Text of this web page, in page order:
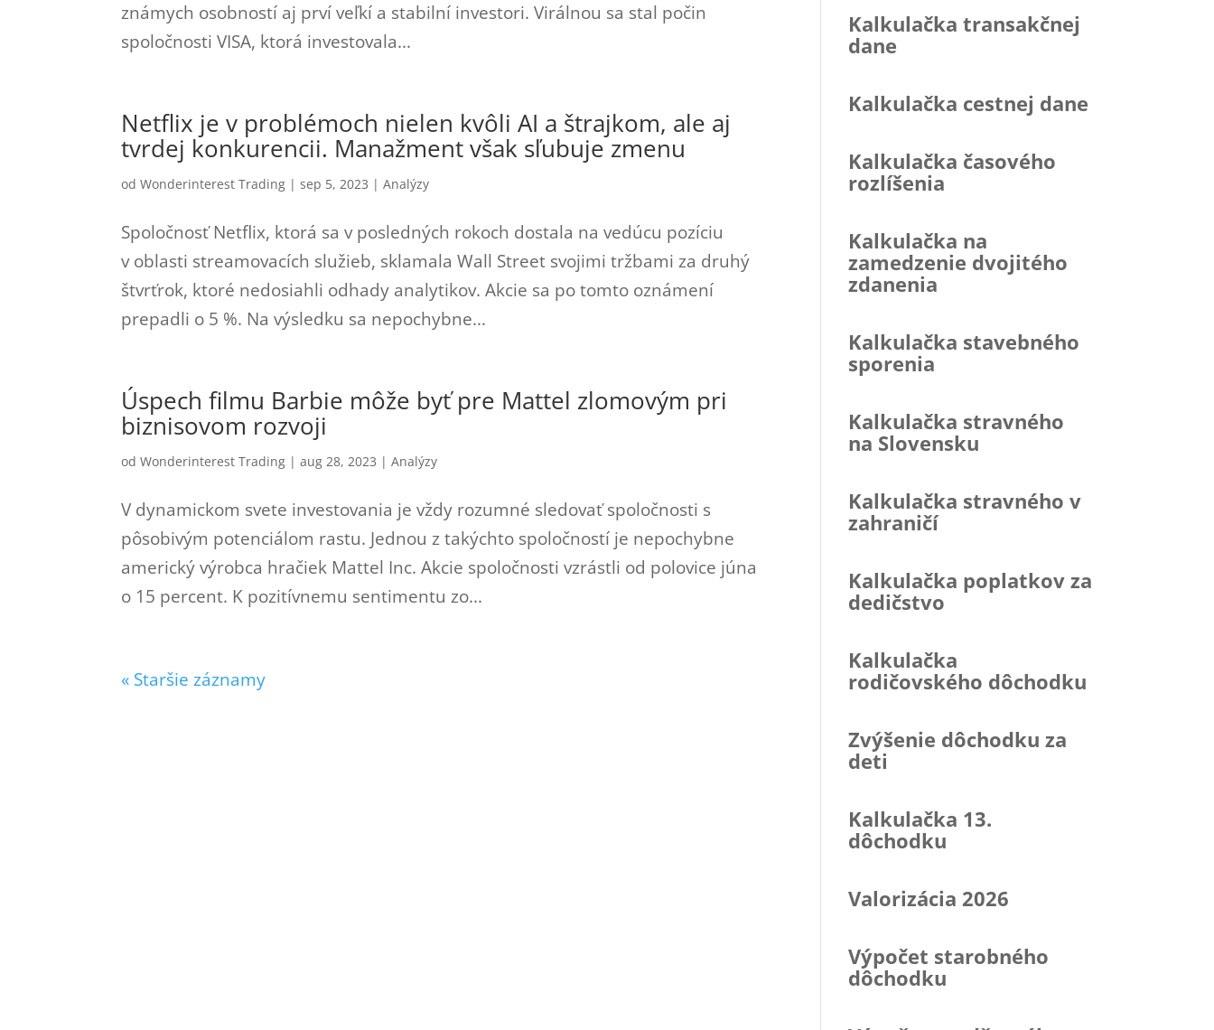
známych osobností aj prví veľkí a stabilní investori. Virálnou sa stal počin
spoločnosti VISA, ktorá investovala...
Netflix je v problémoch nielen kvôli AI a štrajkom, ale aj
tvrdej konkurencii. Manažment však sľubuje zmenu
odWonderinterest Trading |sep 5, 2023 |Analýzy
Spoločnosť Netflix, ktorá sa v posledných rokoch dostala na vedúcu pozíciu
v oblasti streamovacích služieb, sklamala Wall Street svojimi tržbami za druhý
štvrťrok, ktoré nedosiahli odhady analytikov. Akcie sa po tomto oznámení
prepadli o 5 %. Na výsledku sa nepochybne...
Úspech filmu Barbie môže byť pre Mattel zlomovým pri
biznisovom rozvoji
odWonderinterest Trading |aug 28, 2023 |Analýzy
V dynamickom svete investovania je vždy rozumné sledovať spoločnosti s
pôsobivým potenciálom rastu. Jednou z takýchto spoločností je nepochybne
americký výrobca hračiek Mattel Inc. Akcie spoločnosti vzrástli od polovice júna
o 15 percent. K pozitívnemu sentimentu zo...
« Staršie záznamy
Kalkulačka transakčnej
dane
Kalkulačka cestnej dane
Kalkulačka časového
rozlíšenia
Kalkulačka na
zamedzenie dvojitého
zdanenia
Kalkulačka stavebného
sporenia
Kalkulačka stravného
na Slovensku
Kalkulačka stravného v
zahraničí
Kalkulačka poplatkov za
dedičstvo
Kalkulačka
rodičovského dôchodku
Zvýšenie dôchodku za
deti
Kalkulačka 13.
dôchodku
Valorizácia 2026
Výpočet starobného
dôchodku